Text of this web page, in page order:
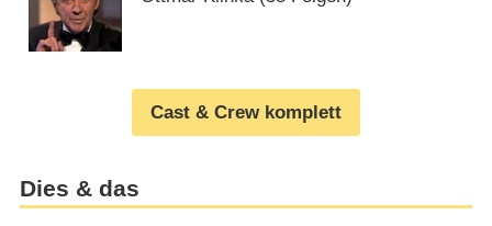
Cast & Crew komplett
Dies & das